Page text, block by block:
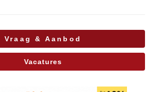
Vraag & Aanbod
Vacatures